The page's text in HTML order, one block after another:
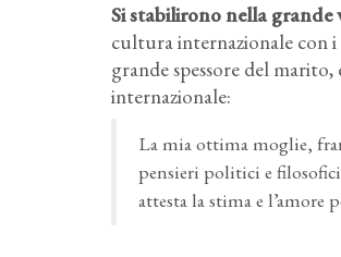
Si stabilirono nella
cultura internazionale con i
grande spessore del
internazionale:
La mia ottima moglie,
pensieri politici e
attesta la stima e